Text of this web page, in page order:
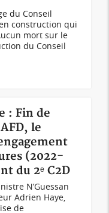
du Conseil
construction qui
mort sur le
du Conseil
: Fin de
le
(2022-
du 2ᵉ C2D
N’Guessan
Adrien Haye,
de